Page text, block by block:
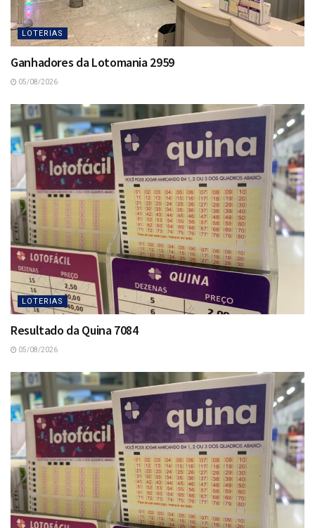
LOTERIAS
Ganhadores da Lotomania 2959
05/08/2026
LOTERIAS
Resultado da Quina 7084
05/08/2026